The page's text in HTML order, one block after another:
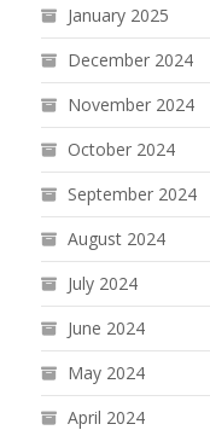
January 2025
December 2024
November 2024
October 2024
September 2024
August 2024
July 2024
June 2024
May 2024
April 2024